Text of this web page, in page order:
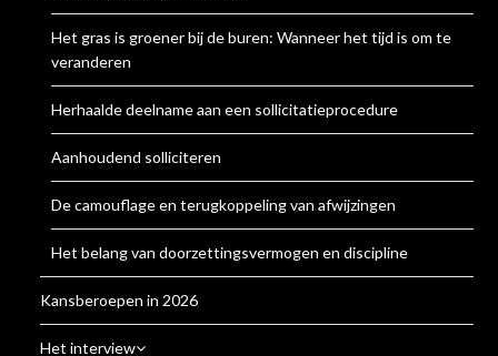
Het gras is groener bij de buren: Wanneer het tijd is om te
veranderen
Herhaalde deelname aan een sollicitatieprocedure
Aanhoudend solliciteren
De camouflage en terugkoppeling van afwijzingen
Het belang van doorzettingsvermogen en discipline
Kansberoepen in 2026
Het interview